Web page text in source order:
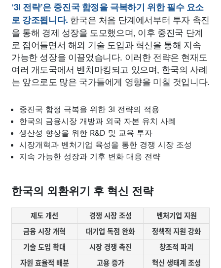
‘3I 전략’은 중진국 함정을 극복하기 위한 필수 요소
로 강조됩니다. 한국은 처음 단계에서부터 투자 촉진
을 통해 경제 성장을 도모했으며, 이후 중진국 단계
로 접어들면서 해외 기술 도입과 혁신을 통해 지속
가능한 성장을 이끌었습니다. 이러한 전략은 현재도
여러 개도국에서 벤치마킹되고 있으며, 한국의 사례
는 앞으로도 많은 국가들에게 영향을 미칠 것입니다.
중진국 함정 극복을 위한 3I 전략의 적용
한국의 금융시장 개방과 외국 자본 유치 사례
생산성 향상을 위한 R&D 및 교육 투자
시장개혁과 벤처기업 육성을 통한 경쟁 시장 조성
지속 가능한 성장과 기후 변화 대응 전략
한국의 외환위기 후 혁신 전략
제도 개선 경쟁 시장 조성
벤처기업 지원
금융 시장 개혁
대기업 독점 완화
정책적 지원 강화
기술 도입 확대
시장 경쟁 촉진
창조적 파괴
자원 효율적 배분
고용 증가 혁신 생태계 조성